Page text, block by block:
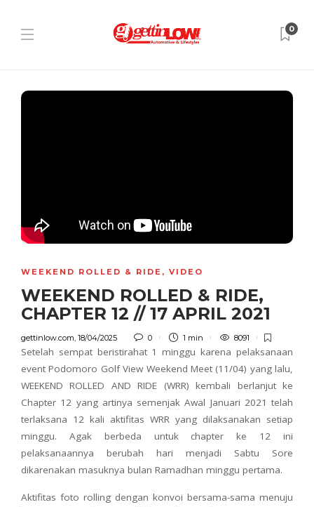
0
WEEKEND ROLLED & RIDE , VIDEO
WEEKEND ROLLED & RIDE,
CHAPTER 12 // 17 APRIL 2021
gettinlow.com, 18/04/2025 0 1 min 8091
Setelah sempat beristirahat 1 minggu karena pelaksanaan
event Podomoro Golf View Weekend Meet (11/04) yang lalu,
WEEKEND ROLLED AND RIDE (WRR) kembali berlanjut ke
Chapter 12 yang artinya semenjak Awal Januari 2021 telah
terlaksana 12 kali aktifitas WRR yang dilaksanakan setiap
minggu. Agak berbeda untuk chapter ke 12 ini
pelaksanaannya berubah hari menjadi Sabtu Sore
dikarenakan masuknya bulan Ramadhan minggu pertama.
Aktifitas foto rolling dengan konvoi bersama-sama menuju